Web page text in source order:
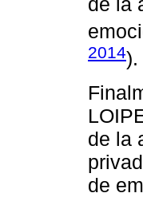
2014).
de la
de